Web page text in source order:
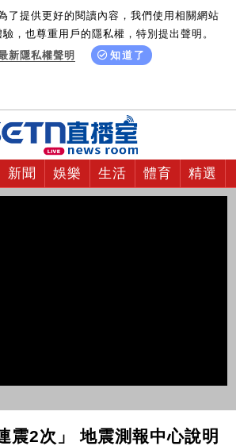
了提供更好的閱讀內容，我們使用相關網站
，也尊重用戶的隱私權，特別提出聲明。
新隱私權聲明
知道了
新聞 娛樂 生活 體育 精選
震2次」 地震測報中心說明